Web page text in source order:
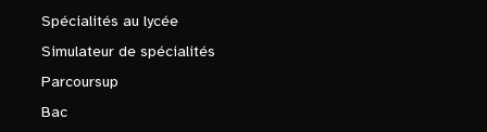
Spécialités au lycée
Simulateur de spécialités
Parcoursup
Bac